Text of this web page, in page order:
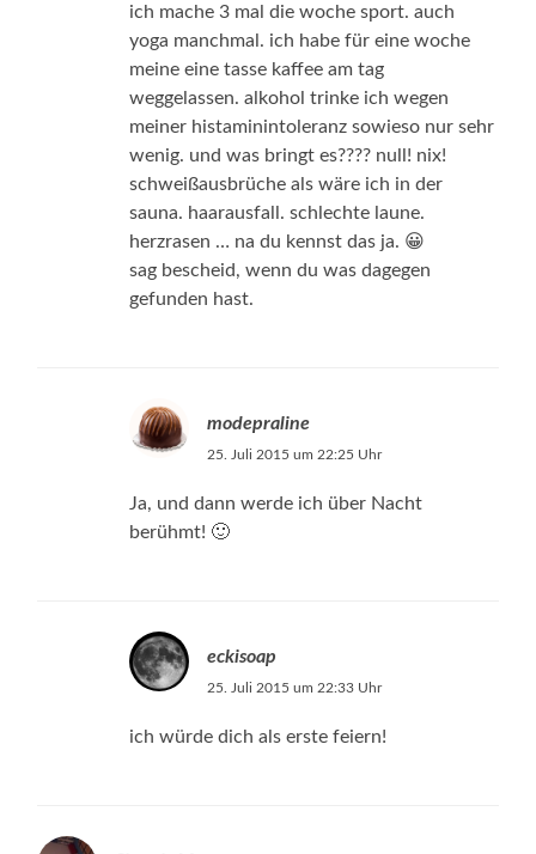
ich mache 3 mal die woche sport. auch
yoga manchmal. ich habe für eine woche
meine eine tasse kaffee am tag
weggelassen. alkohol trinke ich wegen
meiner histaminintoleranz sowieso nur sehr
wenig. und was bringt es???? null! nix!
schweißausbrüche als wäre ich in der
sauna. haarausfall. schlechte laune.
herzrasen … na du kennst das ja. 😀
sag bescheid, wenn du was dagegen
gefunden hast.
modepraline
25. Juli 2015 um 22:25 Uhr
Ja, und dann werde ich über Nacht
berühmt! 🙂
eckisoap
25. Juli 2015 um 22:33 Uhr
ich würde dich als erste feiern!